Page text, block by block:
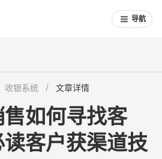
导航
潜在客户
道如何撬动资源？
收银系统 文章详情
如何寻找客
客户获渠道技